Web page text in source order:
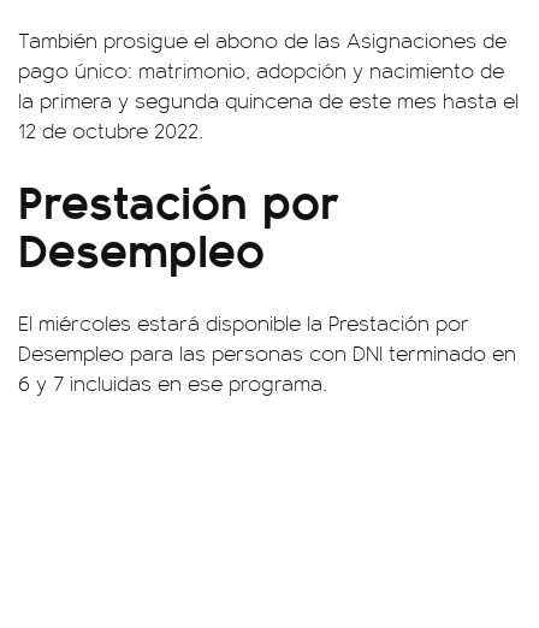
También prosigue el abono de las Asignaciones de
pago único: matrimonio, adopción y nacimiento de
la primera y segunda quincena de este mes hasta el
12 de octubre 2022.
Prestación por
Desempleo
El miércoles estará disponible la Prestación por
Desempleo para las personas con DNI terminado en
6 y 7 incluidas en ese programa.